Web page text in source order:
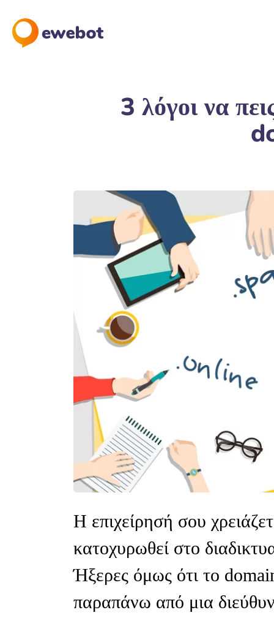
3 λόγοι να
Η επιχείρησή σου
κατοχυρωθεί στο
Ήξερες όμως ότι το
παραπάνω από μια